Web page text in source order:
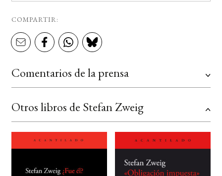
COMPARTIR:
Comentarios de la prensa
Otros libros de Stefan Zweig